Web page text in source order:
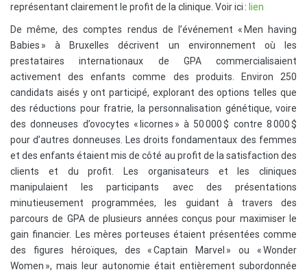
représentant clairement le profit de la clinique. Voir ici : lien
De même, des comptes rendus de l’événement « Men having
Babies » à Bruxelles décrivent un environnement où les
prestataires internationaux de GPA commercialisaient
activement des enfants comme des produits. Environ 250
candidats aisés y ont participé, explorant des options telles que
des réductions pour fratrie, la personnalisation génétique, voire
des donneuses d’ovocytes « licornes » à 50 000 $ contre 8 000 $
pour d’autres donneuses. Les droits fondamentaux des femmes
et des enfants étaient mis de côté au profit de la satisfaction des
clients et du profit. Les organisateurs et les cliniques
manipulaient les participants avec des présentations
minutieusement programmées, les guidant à travers des
parcours de GPA de plusieurs années conçus pour maximiser le
gain financier. Les mères porteuses étaient présentées comme
des figures héroïques, des « Captain Marvel » ou « Wonder
Women », mais leur autonomie était entièrement subordonnée